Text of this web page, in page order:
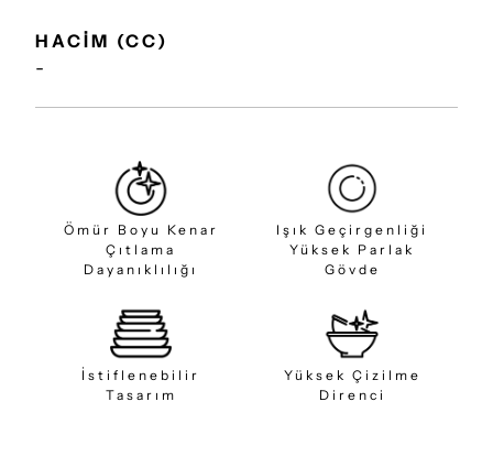
HACİM (CC)
-
Ömür Boyu Kenar
Çıtlama
Dayanıklılığı
Işık Geçirgenliği
Yüksek Parlak
Gövde
İstiflenebilir
Tasarım
Yüksek Çizilme
Direnci